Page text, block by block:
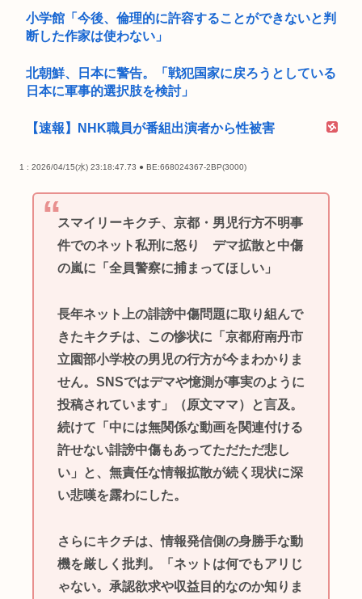
小学館「今後、倫理的に許容することができないと判
断した作家は使わない」
北朝鮮、日本に警告。「戦犯国家に戻ろうとしている
日本に軍事的選択肢を検討」
【速報】NHK職員が番組出演者から性被害
1 : 2026/04/15(水) 23:18:47.73 ● BE:668024367-2BP(3000)
スマイリーキクチ、京都・男児行方不明事
件でのネット私刑に怒り デマ拡散と中傷
の嵐に「全員警察に捕まってほしい」
長年ネット上の誹謗中傷問題に取り組んで
きたキクチは、この惨状に「京都府南丹市
立園部小学校の男児の行方が今まわかりま
せん。SNSではデマや憶測が事実のように
投稿されています」（原文ママ）と言及。
続けて「中には無関係な動画を関連付ける
許せない誹謗中傷もあってただただ悲し
い」と、無責任な情報拡散が続く現状に深
い悲嘆を露わにした。
さらにキクチは、情報発信側の身勝手な動
機を厳しく批判。「ネットは何でもアリじ
ゃない。承認欲求や収益目的なのか知りま